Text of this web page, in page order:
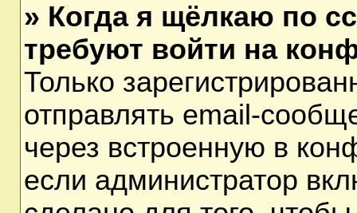
» Когда я щёлкаю по
требуют войти на
Только
отправлять email-
через встроенную в
если администратор